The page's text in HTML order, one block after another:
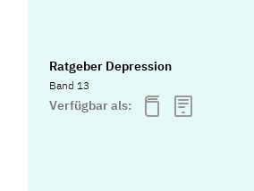
Ratgeber Depression
Band 13
Verfügbar als: